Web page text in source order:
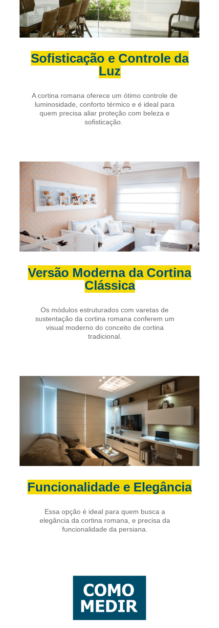
Sofisticação e Controle da
Luz
A cortina romana oferece um ótimo controle de
luminosidade, conforto térmico e é ideal para
quem precisa aliar proteção com beleza e
sofisticação.
Versão Moderna da Cortina
Clássica
Os módulos estruturados com varetas de
sustentação da cortina romana conferem um
visual moderno do conceito de cortina
tradicional.
Funcionalidade e Elegância
Essa opção é ideal para quem busca a
elegância da cortina romana, e precisa da
funcionalidade da persiana.